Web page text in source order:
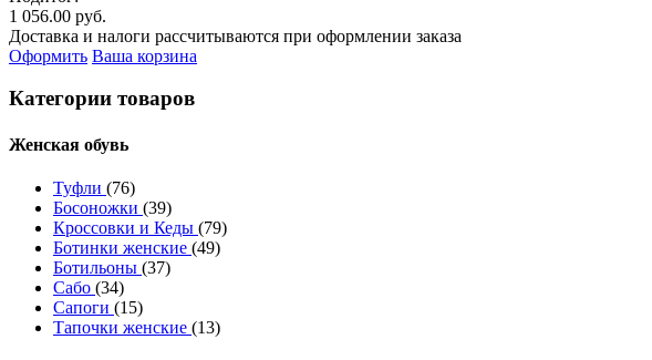
1 056.00 руб.
Доставка и налоги рассчитываются при оформлении заказа
Оформить Ваша корзина
Категории товаров
Женcкая обувь
Туфли (76)
Босоножки (39)
Кроссовки и Кеды (79)
Ботинки женские (49)
Ботильоны (37)
Сабо (34)
Сапоги (15)
Тапочки женские (13)